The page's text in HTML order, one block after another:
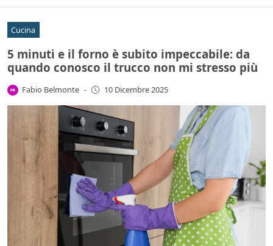
Cucina
5 minuti e il forno è subito impeccabile: da
quando conosco il trucco non mi stresso più
Fabio Belmonte - 10 Dicembre 2025